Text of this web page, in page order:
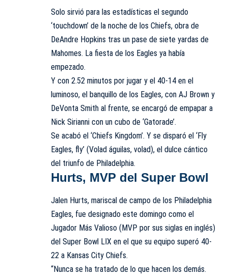
Solo sirvió para las estadísticas el segundo
‘touchdown’ de la noche de los Chiefs, obra de
DeAndre Hopkins tras un pase de siete yardas de
Mahomes. La fiesta de los Eagles ya había
empezado.
Y con 2.52 minutos por jugar y el 40-14 en el
luminoso, el banquillo de los Eagles, con AJ Brown y
DeVonta Smith al frente, se encargó de empapar a
Nick Sirianni con un cubo de ‘Gatorade’.
Se acabó el ‘Chiefs Kingdom’. Y se disparó el ‘Fly
Eagles, fly’ (Volad águilas, volad), el dulce cántico
del triunfo de Philadelphia.
Hurts, MVP del Super Bowl
Jalen Hurts, mariscal de campo de los Philadelphia
Eagles, fue designado este domingo como el
Jugador Más Valioso (MVP por sus siglas en inglés)
del Super Bowl LIX en el que su equipo superó 40-
22 a Kansas City Chiefs.
“Nunca se ha tratado de lo que hacen los demás.